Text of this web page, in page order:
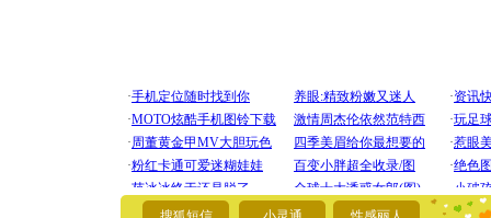
[圣诞节]
你太多
要平安
[圣诞节]
能正大